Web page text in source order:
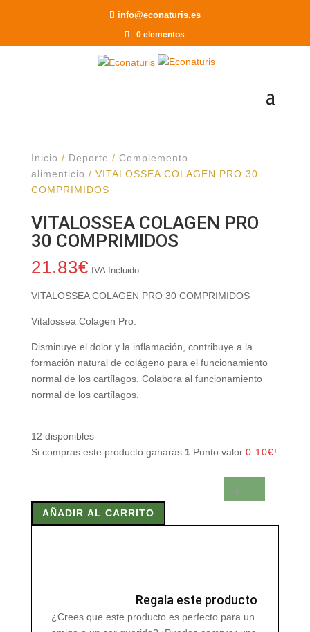
info@econaturis.es
0 elementos
Inicio / Deporte / Complemento
alimenticio / VITALOSSEA COLAGEN PRO 30
COMPRIMIDOS
VITALOSSEA COLAGEN PRO
30 COMPRIMIDOS
21.83€ IVA Incluido
VITALOSSEA COLAGEN PRO 30 COMPRIMIDOS
Vitalossea Colagen Pro.
Disminuye el dolor y la inflamación, contribuye a la
formación natural de colágeno para el funcionamiento
normal de los cartílagos. Colabora al funcionamiento
normal de los cartílagos.
12 disponibles
Si compras este producto ganarás 1Punto valor 0.10€!
COLAGEN
PROAÑADIR AL CARRITO
Regala este producto
¿Crees que este producto es perfecto para un